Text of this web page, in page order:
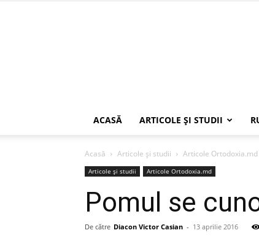
ACASĂ ARTICOLE ŞI STUDII
Acasă Articole şi studii Articole Ortodoxia.md
Articole şi studii Articole Ortodoxia.md
Pomul se
De către Diacon Victor Casian - 13 aprilie 2016